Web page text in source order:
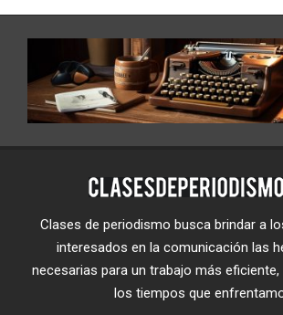
Clases de periodismo busca brindar a
interesados en la comunicación las
necesarias para un trabajo más
los tiempos que